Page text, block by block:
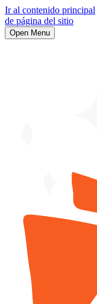
Ir al contenido principal
de página del sitio
Open Menu